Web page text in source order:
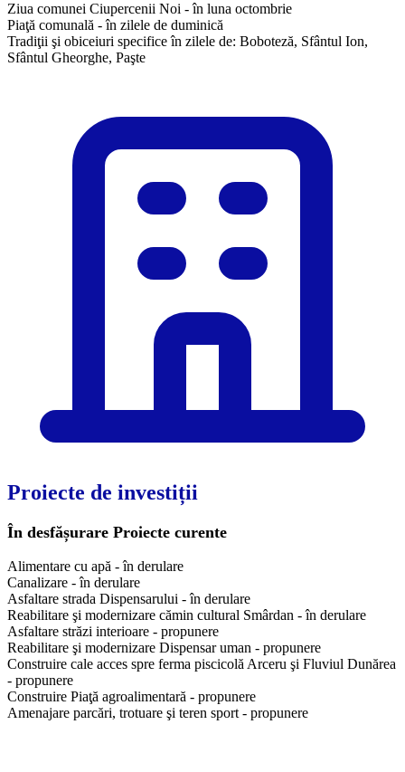
Ziua comunei Ciupercenii Noi - în luna octombrie
Piaţă comunală - în zilele de duminică
Tradiţii şi obiceiuri specifice în zilele de: Boboteză, Sfântul Ion,
Sfântul Gheorghe, Paşte
Proiecte de investiții
În desfășurare Proiecte curente
Alimentare cu apă - în derulare
Canalizare - în derulare
Asfaltare strada Dispensarului - în derulare
Reabilitare şi modernizare cămin cultural Smârdan - în derulare
Asfaltare străzi interioare - propunere
Reabilitare şi modernizare Dispensar uman - propunere
Construire cale acces spre ferma piscicolă Arceru şi Fluviul Dunărea
- propunere
Construire Piaţă agroalimentară - propunere
Amenajare parcări, trotuare şi teren sport - propunere